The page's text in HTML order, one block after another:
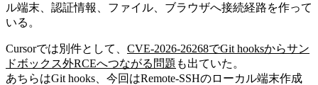
ル端末、認証情報、ファイル、ブラウザへ接続経路を作って
いる。
Cursorでは別件として、 CVE-2026-26268でGit hooksからサン
ドボックス外RCEへつながる問題 も出ていた。
あちらはGit hooks、今回はRemote-SSHのローカル端末作成